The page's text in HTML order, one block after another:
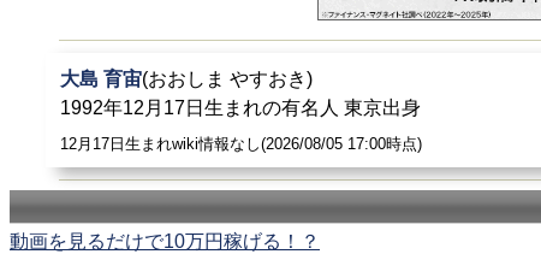
大島 育宙(おおしま やすおき)
1992年12月17日生まれの有名人 東京出身
12月17日生まれwiki情報なし(2026/08/05 17:00時点)
動画を見るだけで10万円稼げる！？